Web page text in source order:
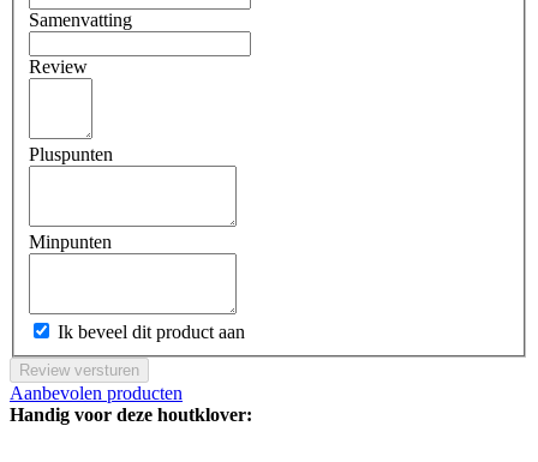
Samenvatting
Review
Pluspunten
Minpunten
Ik beveel dit product aan
Review versturen
Aanbevolen producten
Handig voor deze houtklover: